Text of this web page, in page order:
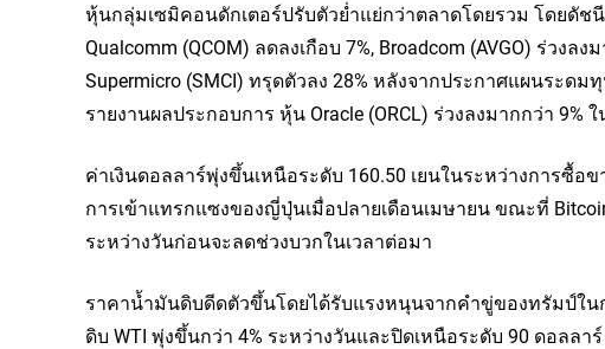
หุ้นกลุ่มเซมิคอนดักเตอร์ปรับตัวย่ำแย่กว่าตลาดโดยรวม โดยดัช
Qualcomm (QCOM) ลดลงเกือบ 7%, Broadcom (AVGO) ร่วงลง
Supermicro (SMCI) ทรุดตัวลง 28% หลังจากประกาศแผนระด
รายงานผลประกอบการ หุ้น Oracle (ORCL) ร่วงลงมากกว่า 9%
ค่าเงินดอลลาร์พุ่งขึ้นเหนือระดับ 160.50 เยนในระหว่างการซื้อ
การเข้าแทรกแซงของญี่ปุ่นเมื่อปลายเดือนเมษายน ขณะที่
ระหว่างวันก่อนจะลดช่วงบวกในเวลาต่อมา
ราคาน้ำมันดิบดีดตัวขึ้นโดยได้รับแรงหนุนจากคำขู่ของทรัมป์ใ
ดิบ WTI พุ่งขึ้นกว่า 4% ระหว่างวันและปิดเหนือระดับ 90 ดอล